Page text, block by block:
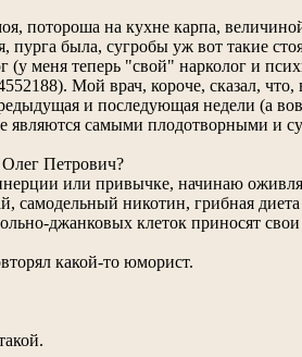
потороша на кухне карпа,
пурга была, сугробы уж вот такие
(у меня теперь "свой" нарколог и
Мой врач, короче, сказал,
и последующая недели (а
являются самыми плодотворными и
Петрович?
или привычке, начинаю
самодельный никотин, грибная
джанковых клеток приносят
какой-то юморист.